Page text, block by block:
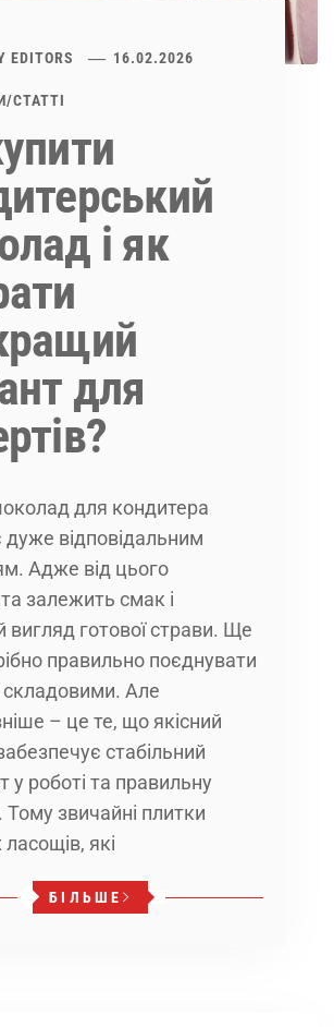
EDITORS 16.02.2026
/СТАТТІ
і як
для
для кондитера
відповідальним
Адже від цього
залежить смак і
вигляд готової страви. Ще
правильно поєднувати
складовими. Але
– це те, що якісний
стабільний
у роботі та правильну
Тому звичайні плитки
які
БІЛЬШЕ